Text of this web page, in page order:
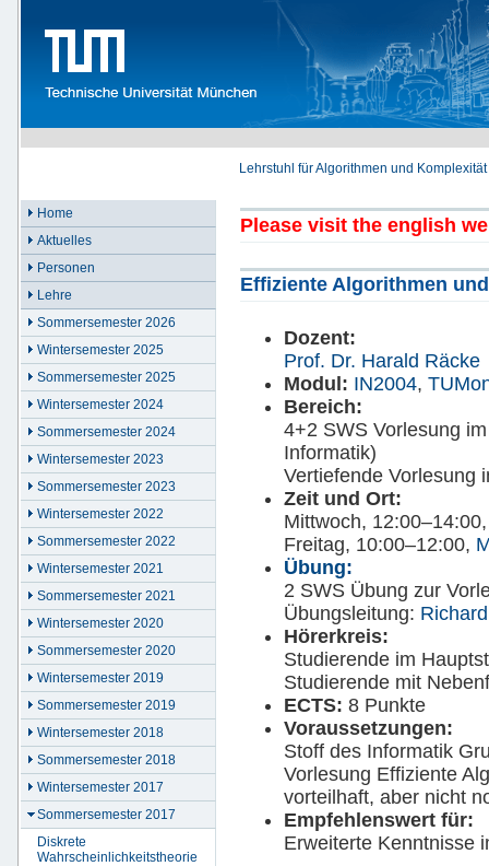
Lehrstuhl für Algorithmen und Komplexität
Home
Aktuelles
Personen
Lehre
Sommersemester 2026
Wintersemester 2025
Sommersemester 2025
Wintersemester 2024
Sommersemester 2024
Wintersemester 2023
Sommersemester 2023
Wintersemester 2022
Sommersemester 2022
Wintersemester 2021
Sommersemester 2021
Wintersemester 2020
Sommersemester 2020
Wintersemester 2019
Sommersemester 2019
Wintersemester 2018
Sommersemester 2018
Wintersemester 2017
Sommersemester 2017
Diskrete
Wahrscheinlichkeitstheorie
Please visit the english
Effiziente Algorithmen
Dozent:
Prof. Dr. Harald Räcke
Modul: IN2004,
Bereich:
4+2 SWS Vorlesung
Informatik)
Vertiefende Vorlesung
Zeit und Ort:
Mittwoch,
Freitag, 10:00–12:00,
Übung:
2 SWS Übung zur
Übungsleitung:
Hörerkreis:
Studierende im
Studierende mit
ECTS: 8 Punkte
Voraussetzungen:
Stoff des Informatik
Vorlesung Effiziente
vorteilhaft, aber nicht
Empfehlenswert für:
Erweiterte Kenntnisse